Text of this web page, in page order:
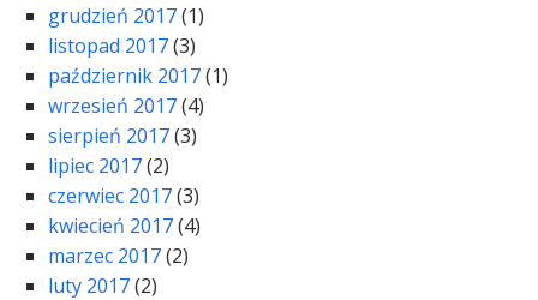
grudzień 2017(1)
listopad 2017(3)
październik 2017(1)
wrzesień 2017(4)
sierpień 2017(3)
lipiec 2017(2)
czerwiec 2017(3)
kwiecień 2017(4)
marzec 2017(2)
luty 2017(2)